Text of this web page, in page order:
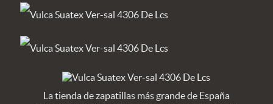
La tienda de zapatillas más grande de España